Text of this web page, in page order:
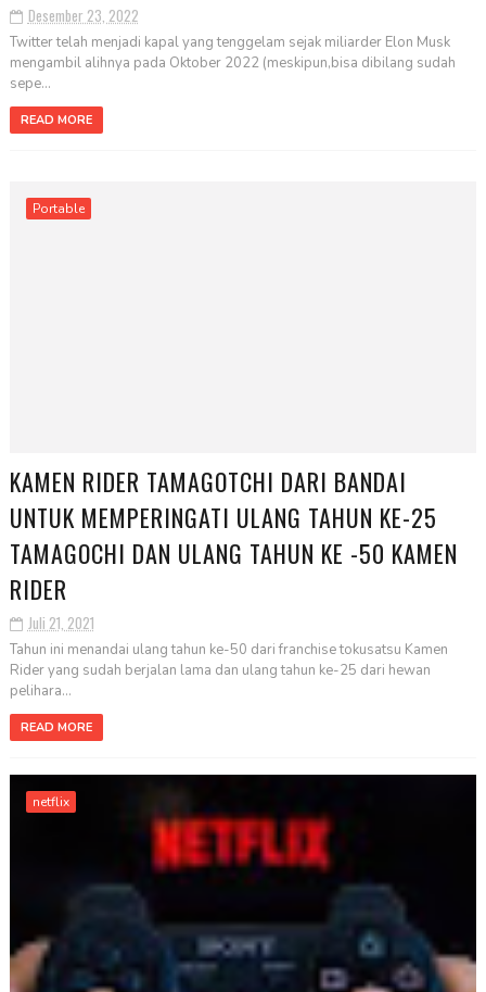
Desember 23, 2022
Twitter telah menjadi kapal yang tenggelam sejak miliarder Elon Musk
mengambil alihnya pada Oktober 2022 (meskipun,bisa dibilang sudah
sepe...
READ MORE
Portable
KAMEN RIDER TAMAGOTCHI DARI BANDAI
UNTUK MEMPERINGATI ULANG TAHUN KE-25
TAMAGOCHI DAN ULANG TAHUN KE -50 KAMEN
RIDER
Juli 21, 2021
Tahun ini menandai ulang tahun ke-50 dari franchise tokusatsu Kamen
Rider yang sudah berjalan lama dan ulang tahun ke-25 dari hewan
pelihara...
READ MORE
netflix